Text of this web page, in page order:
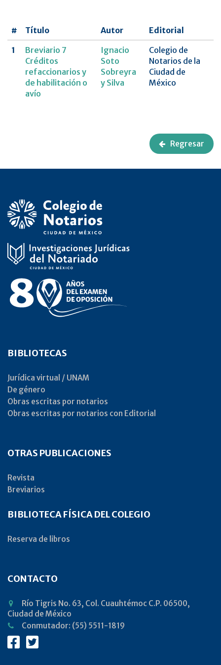
Revista
CNCDMX,Nueva
época
# Título Autor
Editorial
1
Breviario 7
Créditos
refaccionarios y
de habilitación o
avío
Ignacio
Soto
Sobreyra
y Silva
Colegio de
Notarios de la
Ciudad de
México
Regresar
BIBLIOTECAS
Jurídica virtual / UNAM
De género
Obras escritas por notarios
Obras escritas por notarios con Editorial
OTRAS PUBLICACIONES
Revista
Breviarios
BIBLIOTECA FÍSICA DEL COLEGIO
Reserva de libros
CONTACTO
Río Tigris No. 63, Col. Cuauhtémoc C.P. 06500,
Ciudad de México
Conmutador: (55) 5511-1819